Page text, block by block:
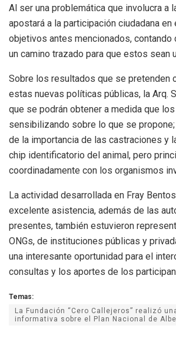
Al ser una problemática que involucra a
apostará a la participación ciudadana
objetivos antes mencionados, contando
un camino trazado para que estos sean
Sobre los resultados que se pretenden
estas nuevas políticas públicas, la Arq.
que se podrán obtener a medida que
sensibilizando sobre lo que se
de la importancia de las castraciones y
chip identificatorio del animal, pero
coordinadamente con los organismos
La actividad desarrollada en Fray
excelente asistencia, además de las
presentes, también estuvieron
ONGs, de instituciones públicas y
una interesante oportunidad para el
consultas y los aportes de los
Temas:
La Fundación “Cero Callejeros” realizó
informativa sobre el Plan Nacional de